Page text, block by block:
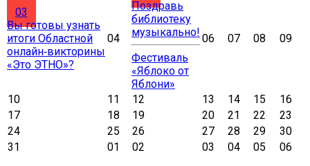
03
Вы готовы узнать
итоги Областной
онлайн‑викторины
«Это ЭТНО»?
04
Поздравь
библиотеку
музыкально!
Фестиваль
«Яблоко от
Яблони»
06 07 08 09
10 11 12 13 14 15
16
17
18 19 20 21 22
23
24
25 26 27 28 29
30
31
01 02 03 04 05
06